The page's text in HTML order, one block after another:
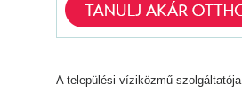
A települési víziközmű szolgáltatója